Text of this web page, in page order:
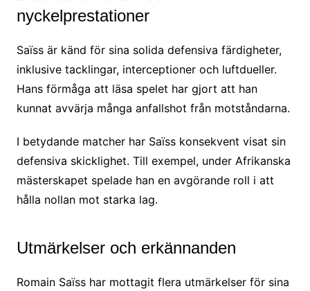
nyckelprestationer
Saïss är känd för sina solida defensiva färdigheter,
inklusive tacklingar, interceptioner och luftdueller.
Hans förmåga att läsa spelet har gjort att han
kunnat avvärja många anfallshot från motståndarna.
I betydande matcher har Saïss konsekvent visat sin
defensiva skicklighet. Till exempel, under Afrikanska
mästerskapet spelade han en avgörande roll i att
hålla nollan mot starka lag.
Utmärkelser och erkännanden
Romain Saïss har mottagit flera utmärkelser för sina